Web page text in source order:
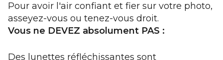
Pour avoir l'air confiant et fier sur votre photo,
asseyez-vous ou tenez-vous droit.
Vous ne DEVEZ absolument PAS :
Des lunettes réfléchissantes sont